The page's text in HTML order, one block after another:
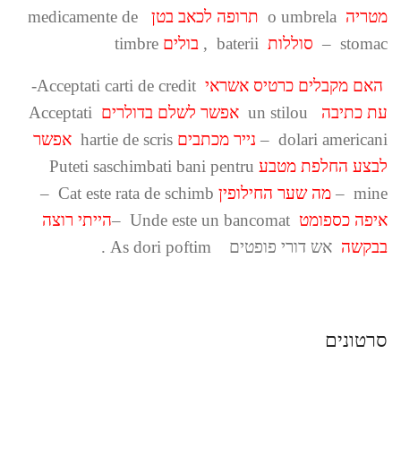
מטריה
תרופה לכאב בטן
medicamente de
stomac –
סוללות בולים
האם מקבלים כרטיס אשראי
עת כתיבה un stilou אפשר לשלם בדולרים Acceptati
dolari americani –
נייר מכתבים hartie de scris אפשר
לבצע החלפת מטבע Puteti saschimbati bani pentru
mine –
מה שער החילופין Cat este rata de schimb –
איפה כספומט
הייתי רוצה
בבקשה אש דורי פופטים As dori poftim .
סרטונים